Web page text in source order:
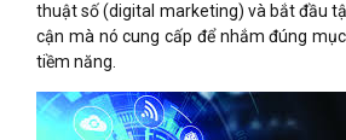
thuật số (digital marketing) và bắt đầu
cận mà nó cung cấp để nhắm đúng
tiềm năng.